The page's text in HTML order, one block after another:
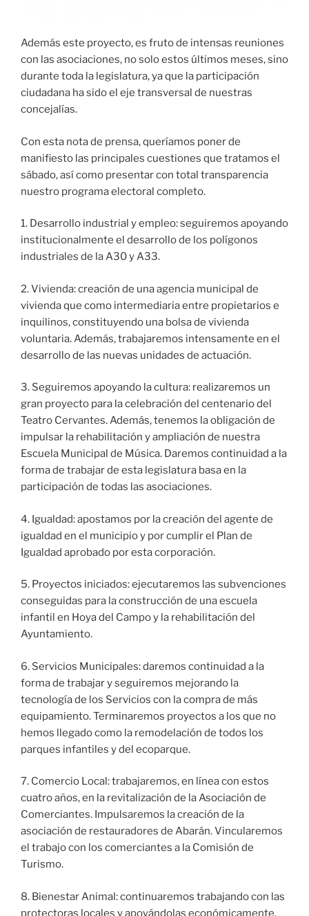
Además este proyecto, es fruto de intensas reuniones
con las asociaciones, no solo estos últimos meses, sino
durante toda la legislatura, ya que la participación
ciudadana ha sido el eje transversal de nuestras
concejalías.
Con esta nota de prensa, queríamos poner de
manifiesto las principales cuestiones que tratamos el
sábado, así como presentar con total transparencia
nuestro programa electoral completo.
1. Desarrollo industrial y empleo: seguiremos apoyando
institucionalmente el desarrollo de los polígonos
industriales de la A30 y A33.
2. Vivienda: creación de una agencia municipal de
vivienda que como intermediaria entre propietarios e
inquilinos, constituyendo una bolsa de vivienda
voluntaria. Además, trabajaremos intensamente en el
desarrollo de las nuevas unidades de actuación.
3. Seguiremos apoyando la cultura: realizaremos un
gran proyecto para la celebración del centenario del
Teatro Cervantes. Además, tenemos la obligación de
impulsar la rehabilitación y ampliación de nuestra
Escuela Municipal de Música. Daremos continuidad a la
forma de trabajar de esta legislatura basa en la
participación de todas las asociaciones.
4. Igualdad: apostamos por la creación del agente de
igualdad en el municipio y por cumplir el Plan de
Igualdad aprobado por esta corporación.
5. Proyectos iniciados: ejecutaremos las subvenciones
conseguidas para la construcción de una escuela
infantil en Hoya del Campo y la rehabilitación del
Ayuntamiento.
6. Servicios Municipales: daremos continuidad a la
forma de trabajar y seguiremos mejorando la
tecnología de los Servicios con la compra de más
equipamiento. Terminaremos proyectos a los que no
hemos llegado como la remodelación de todos los
parques infantiles y del ecoparque.
7. Comercio Local: trabajaremos, en línea con estos
cuatro años, en la revitalización de la Asociación de
Comerciantes. Impulsaremos la creación de la
asociación de restauradores de Abarán. Vincularemos
el trabajo con los comerciantes a la Comisión de
Turismo.
8. Bienestar Animal: continuaremos trabajando con las
protectoras locales y apoyándolas económicamente.